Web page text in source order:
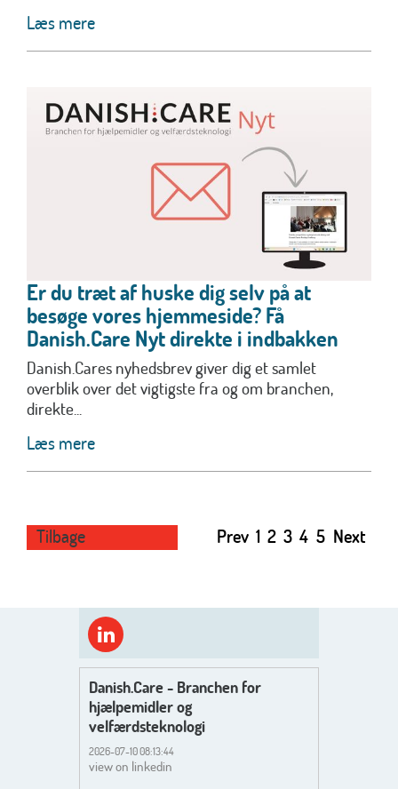
Læs mere
Er du træt af huske dig selv på at
besøge vores hjemmeside? Få
Danish.Care Nyt direkte i indbakken
Danish.Cares nyhedsbrev giver dig et samlet
overblik over det vigtigste fra og om branchen,
direkte...
Læs mere
Tilbage Prev 1 2 3 4 5 Next
Danish.Care - Branchen for
hjælpemidler og
velfærdsteknologi
2026-07-10 08:13:44
view on linkedin